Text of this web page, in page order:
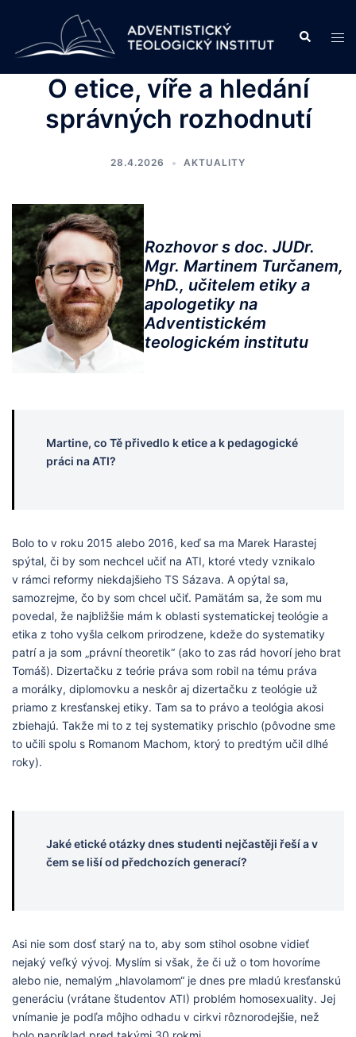
content
Search
O etice, víře a hledání
správných rozhodnutí
28.4.2026 AKTUALITY
Rozhovor s doc. JUDr.
Mgr. Martinem Turčanem,
PhD., učitelem etiky a
apologetiky na
Adventistickém
teologickém institutu
Martine, co Tě přivedlo k etice a k pedagogické
práci na ATI?
Bolo to v roku 2015 alebo 2016, keď sa ma Marek Harastej
spýtal, či by som nechcel učiť na ATI, ktoré vtedy vznikalo
v rámci reformy niekdajšieho TS Sázava. A opýtal sa,
samozrejme, čo by som chcel učiť. Pamätám sa, že som mu
povedal, že najbližšie mám k oblasti systematickej teológie a
etika z toho vyšla celkom prirodzene, kdeže do systematiky
patrí a ja som „právní theoretik“ (ako to zas rád hovorí jeho brat
Tomáš). Dizertačku z teórie práva som robil na tému práva
a morálky, diplomovku a neskôr aj dizertačku z teológie už
priamo z kresťanskej etiky. Tam sa to právo a teológia akosi
zbiehajú. Takže mi to z tej systematiky prischlo (pôvodne sme
to učili spolu s Romanom Machom, ktorý to predtým učil dlhé
roky).
Jaké etické otázky dnes studenti nejčastěji řeší a v
čem se liší od předchozích generací?
Asi nie som dosť starý na to, aby som stihol osobne vidieť
nejaký veľký vývoj. Myslím si však, že či už o tom hovoríme
alebo nie, nemalým „hlavolamom“ je dnes pre mladú kresťanskú
generáciu (vrátane študentov ATI) problém homosexuality. Jej
vnímanie je podľa môjho odhadu v cirkvi rôznorodejšie, než